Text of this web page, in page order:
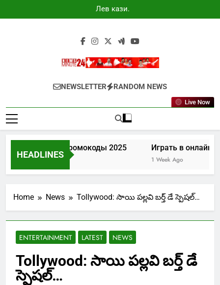
to
Лев казино
промокоды
Newsminute24
Get All Updated Telugu News
NEWSLETTER RANDOM NEWS
Live Now
HEADLINES
Лев казино промокоды 2025
5 Days Ago
Играть в онлайн
1 Week Ago
Home News Tollywood: సాయి పల్లవి బర్త్ డే స్పెషల్…
ENTERTAINMENT LATEST NEWS
Tollywood: సాయి పల్లవి బర్త్ డే
స్పెషల్…